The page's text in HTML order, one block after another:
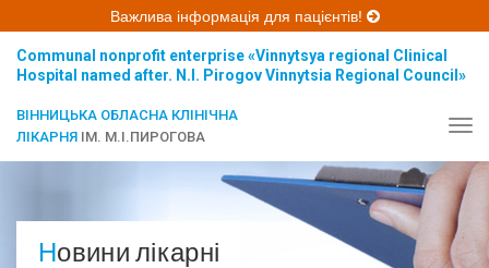
Важлива інформація для пацієнтів!
Communal nonprofit enterprise «Vinnytsya regional Clinical
Hospital named after. N.I. Pirogov Vinnytsia Regional Council»
ВІННИЦЬКА ОБЛАСНА КЛІНІЧНА
ЛІКАРНЯ ІМ. М.І.ПИРОГОВА
Новини лікарні